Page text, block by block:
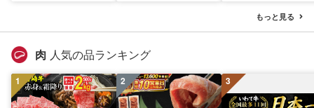
もっと見る
肉 人気の品ランキング
1 2 3